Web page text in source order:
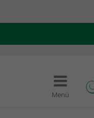
Menü